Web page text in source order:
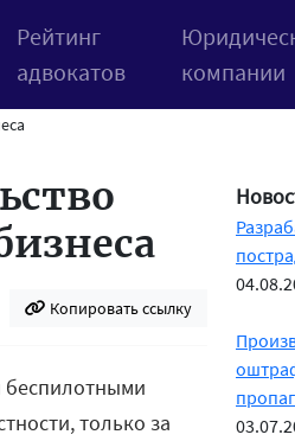
Рейтинг
адвокатов
компании
Копировать ссылку
беспилотными
только за